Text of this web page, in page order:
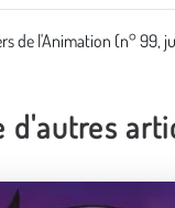
de l'Animation (n° 99,
d'autres